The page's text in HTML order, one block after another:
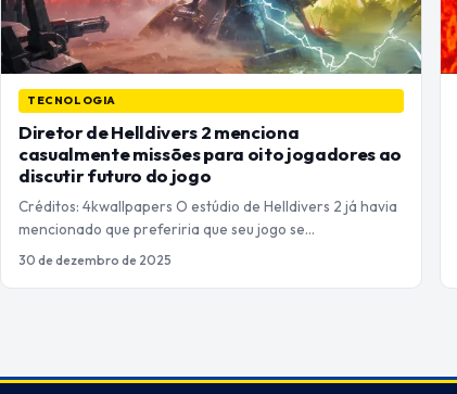
TECNOLOGIA
Diretor de Helldivers 2 menciona
casualmente missões para oito jogadores ao
discutir futuro do jogo
Créditos: 4kwallpapers O estúdio de Helldivers 2 já havia
mencionado que preferiria que seu jogo se…
30 de dezembro de 2025